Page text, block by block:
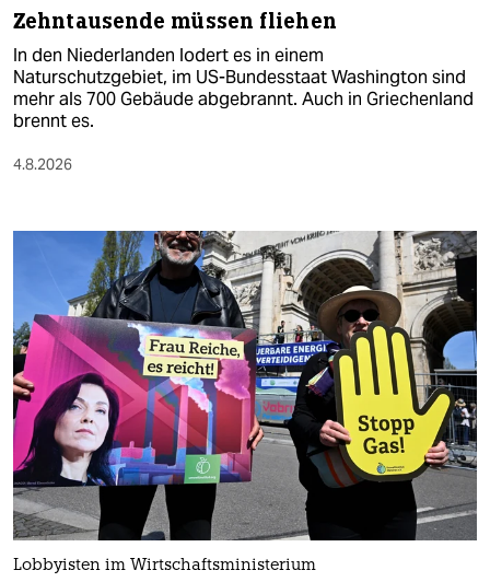
Zehntausende müssen fliehen
In den Niederlanden lodert es in einem
Naturschutzgebiet, im US-Bundesstaat Washington sind
mehr als 700 Gebäude abgebrannt. Auch in Griechenland
brennt es.
4.8.2026
Lobbyisten im Wirtschaftsministerium